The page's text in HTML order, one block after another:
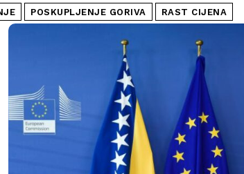
POSKUPLJENJE GORIVA RAST CIJENA